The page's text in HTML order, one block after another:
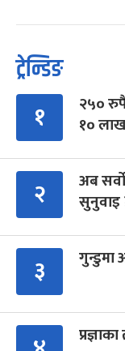
ट्रेन्डिङ
१
२५०
१०
२
अब
सुनुवाइ
३ गुन्डुमा